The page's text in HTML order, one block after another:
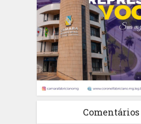
Comentários